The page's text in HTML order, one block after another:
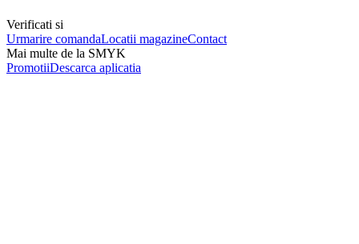
Verificati si
Urmarire comandaLocatii magazineContact
Mai multe de la SMYK
PromotiiDescarca aplicatia